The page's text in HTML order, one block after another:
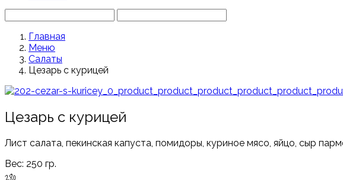
Главная
Меню
Салаты
Цезарь с курицей
Цезарь с курицей
Лист салата, пекинская капуста, помидоры, куриное мясо, яйцо, сыр
Вес: 250 гр.
280